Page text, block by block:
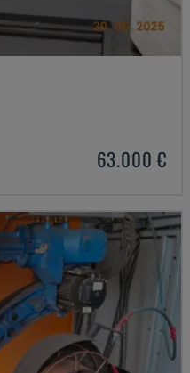
63.000 €